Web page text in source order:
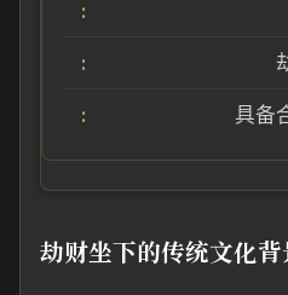
具备
劫财坐下的传统文化背